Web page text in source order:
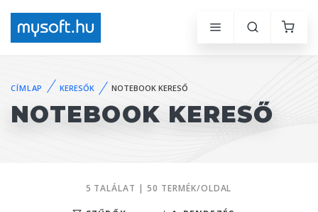
CÍMLAP KERESŐK NOTEBOOK KERESŐ
NOTEBOOK KERESŐ
5 TALÁLAT | 50 TERMÉK/OLDAL